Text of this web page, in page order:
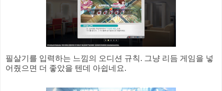
필살기를 입력하는 느낌의 오디션 규칙. 그냥 리듬 게임을 넣
어줬으면 더 좋았을 텐데 아쉽네요.